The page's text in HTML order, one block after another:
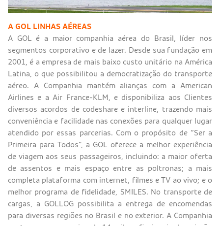
A GOL LINHAS AÉREAS
A GOL é a maior companhia aérea do Brasil, líder nos
segmentos corporativo e de lazer. Desde sua fundação em
2001, é a empresa de mais baixo custo unitário na América
Latina, o que possibilitou a democratização do transporte
aéreo. A Companhia mantém alianças com a American
Airlines e a Air France-KLM, e disponibiliza aos Clientes
diversos acordos de codeshare e interline, trazendo mais
conveniência e facilidade nas conexões para qualquer lugar
atendido por essas parcerias. Com o propósito de “Ser a
Primeira para Todos”, a GOL oferece a melhor experiência
de viagem aos seus passageiros, incluindo: a maior oferta
de assentos e mais espaço entre as poltronas; a mais
completa plataforma com internet, filmes e TV ao vivo; e o
melhor programa de fidelidade, SMILES. No transporte de
cargas, a GOLLOG possibilita a entrega de encomendas
para diversas regiões no Brasil e no exterior. A Companhia